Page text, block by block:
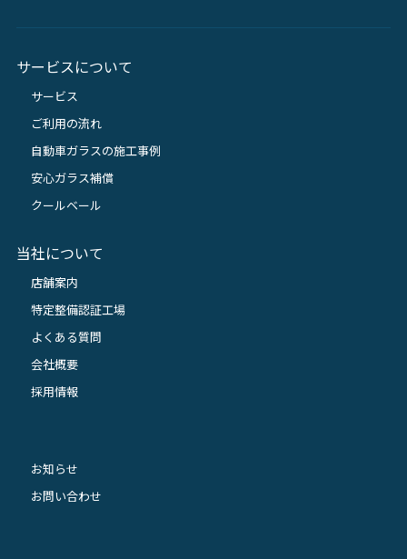
サービスについて
サービス
ご利用の流れ
自動車ガラスの施工事例
安心ガラス補償
クールベール
当社について
店舗案内
特定整備認証工場
よくある質問
会社概要
採用情報
お知らせ
お問い合わせ